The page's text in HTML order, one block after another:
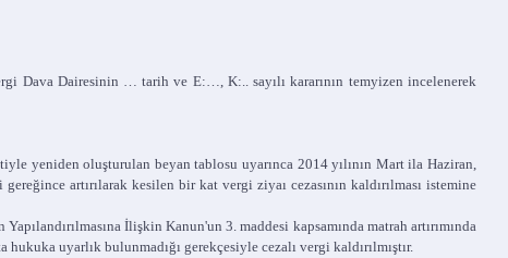
Dairesinin … tarih ve E:…, K:.. sayılı kararının temyizen incelenerek
yeniden oluşturulan beyan tablosu uyarınca 2014 yılının Mart ila Haziran,
artırılarak kesilen bir kat vergi ziyaı cezasının kaldırılması istemine
İlişkin Kanun'un 3. maddesi kapsamında matrah artırımında
uyarlık bulunmadığı gerekçesiyle cezalı vergi kaldırılmıştır.